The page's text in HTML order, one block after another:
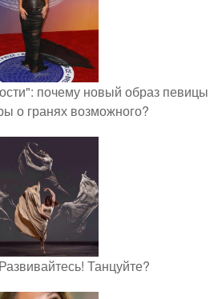
почему новый образ певицы
о гранях возможного?
Танцуйте?